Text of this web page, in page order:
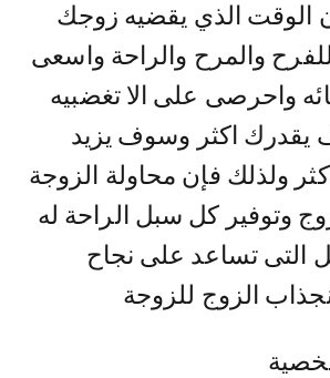
الوقت الذي يقضيه زوجك
والمرح والراحة واسعى
واحرصى على الا تغضبيه
يقدرك اكثر وسوف يزيد
ولذلك فإن محاولة الزوجة
وتوفير كل سبل الراحة له
التى تساعد على نجاح
الزوج للزوجة